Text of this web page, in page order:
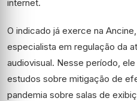
internet.
O indicado já exerce na
especialista em regulação da
audiovisual. Nesse período,
estudos sobre mitigação de
pandemia sobre salas de